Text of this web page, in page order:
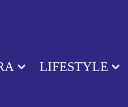
LIFESTYLE